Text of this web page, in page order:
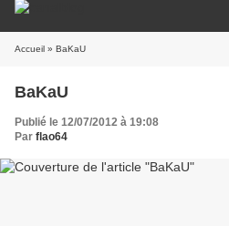
Accueil » BaKaU
BaKaU
Publié le 12/07/2012 à 19:08
Par flao64